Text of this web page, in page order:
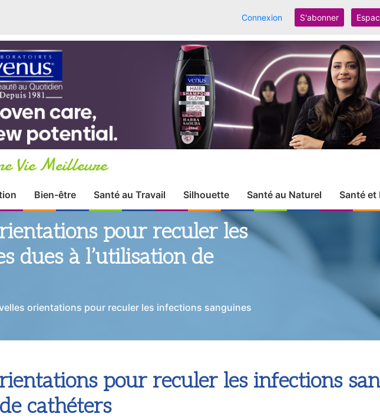
Connexion S'abonner
Vie Meilleure
Bien-être Santé au Travail Silhouette Santé au Naturel Santé et
pour reculer les
dues à l’utilisation de
orientations pour reculer les infections sanguines
pour reculer les infections
cathéters